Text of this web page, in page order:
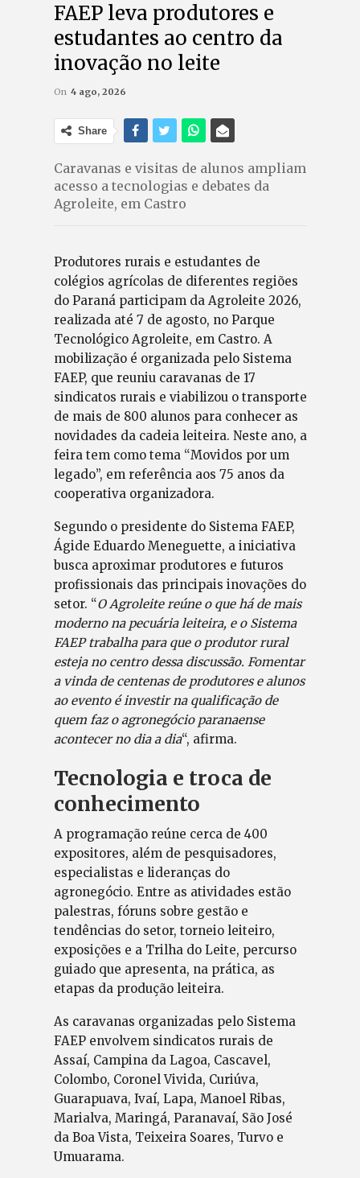
FAEP leva produtores e
estudantes ao centro da
inovação no leite
On 4 ago, 2026
Share
Caravanas e visitas de alunos ampliam
acesso a tecnologias e debates da
Agroleite, em Castro
Produtores rurais e estudantes de
colégios agrícolas de diferentes regiões
do Paraná participam da Agroleite 2026,
realizada até 7 de agosto, no Parque
Tecnológico Agroleite, em Castro. A
mobilização é organizada pelo Sistema
FAEP, que reuniu caravanas de 17
sindicatos rurais e viabilizou o transporte
de mais de 800 alunos para conhecer as
novidades da cadeia leiteira. Neste ano, a
feira tem como tema “Movidos por um
legado”, em referência aos 75 anos da
cooperativa organizadora.
Segundo o presidente do Sistema FAEP,
Ágide Eduardo Meneguette, a iniciativa
busca aproximar produtores e futuros
profissionais das principais inovações do
setor. “O Agroleite reúne o que há de mais
moderno na pecuária leiteira, e o Sistema
FAEP trabalha para que o produtor rural
esteja no centro dessa discussão. Fomentar
a vinda de centenas de produtores e alunos
ao evento é investir na qualificação de
quem faz o agronegócio paranaense
acontecer no dia a dia“, afirma.
Tecnologia e troca de
conhecimento
A programação reúne cerca de 400
expositores, além de pesquisadores,
especialistas e lideranças do
agronegócio. Entre as atividades estão
palestras, fóruns sobre gestão e
tendências do setor, torneio leiteiro,
exposições e a Trilha do Leite, percurso
guiado que apresenta, na prática, as
etapas da produção leiteira.
As caravanas organizadas pelo Sistema
FAEP envolvem sindicatos rurais de
Assaí, Campina da Lagoa, Cascavel,
Colombo, Coronel Vivida, Curiúva,
Guarapuava, Ivaí, Lapa, Manoel Ribas,
Marialva, Maringá, Paranavaí, São José
da Boa Vista, Teixeira Soares, Turvo e
Umuarama.